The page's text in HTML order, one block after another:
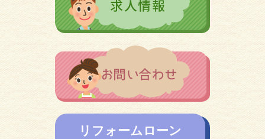
リフォームローン